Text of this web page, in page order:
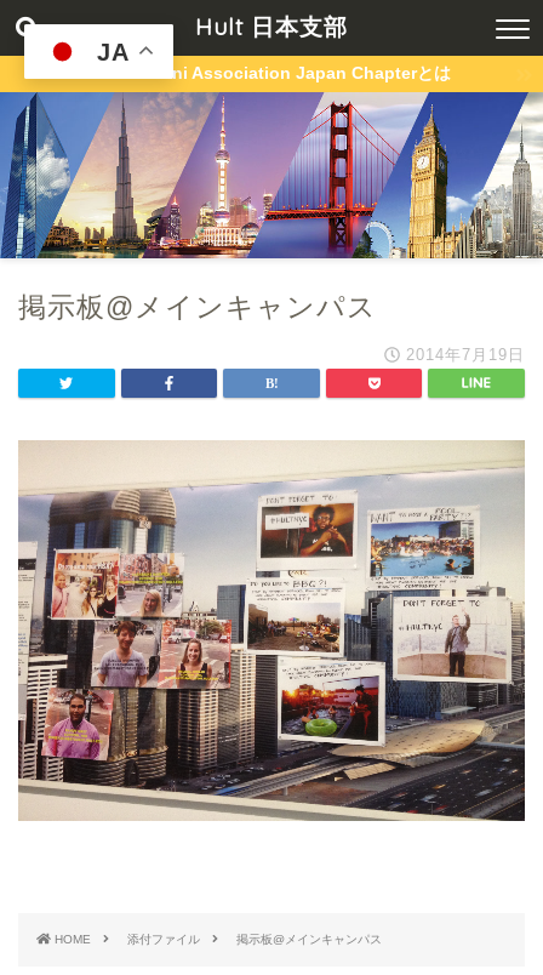
Hult 日本支部
Hult Alumni Association Japan Chapterとは
掲示板@メインキャンパス
2014年7月19日
HOME 添付ファイル 掲示板@メインキャンパス
JA